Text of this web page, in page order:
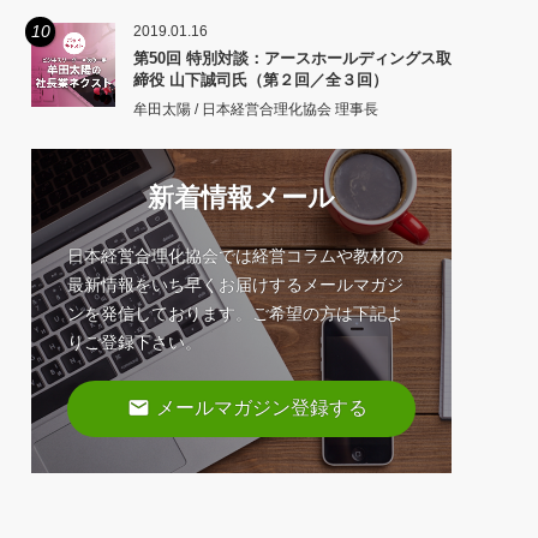
10 2019.01.16
第50回 特別対談：アースホールディングス取
締役 山下誠司氏（第２回／全３回）
牟田太陽 / 日本経営合理化協会 理事長
新着情報メール
日本経営合理化協会では経営コラムや教材の
最新情報をいち早くお届けするメールマガジ
ンを発信しております。ご希望の方は下記よ
りご登録下さい。
email メールマガジン登録する